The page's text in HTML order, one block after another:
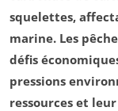
squelettes,
marine. Les
défis
pressions
ressources et leur